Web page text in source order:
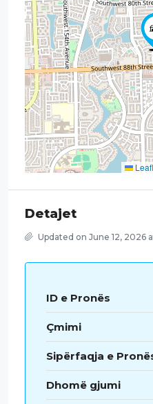
Detajet
Updated on June 12, 2026
ID e Pronës
Çmimi
Sipërfaqja e
Dhomë gjumi